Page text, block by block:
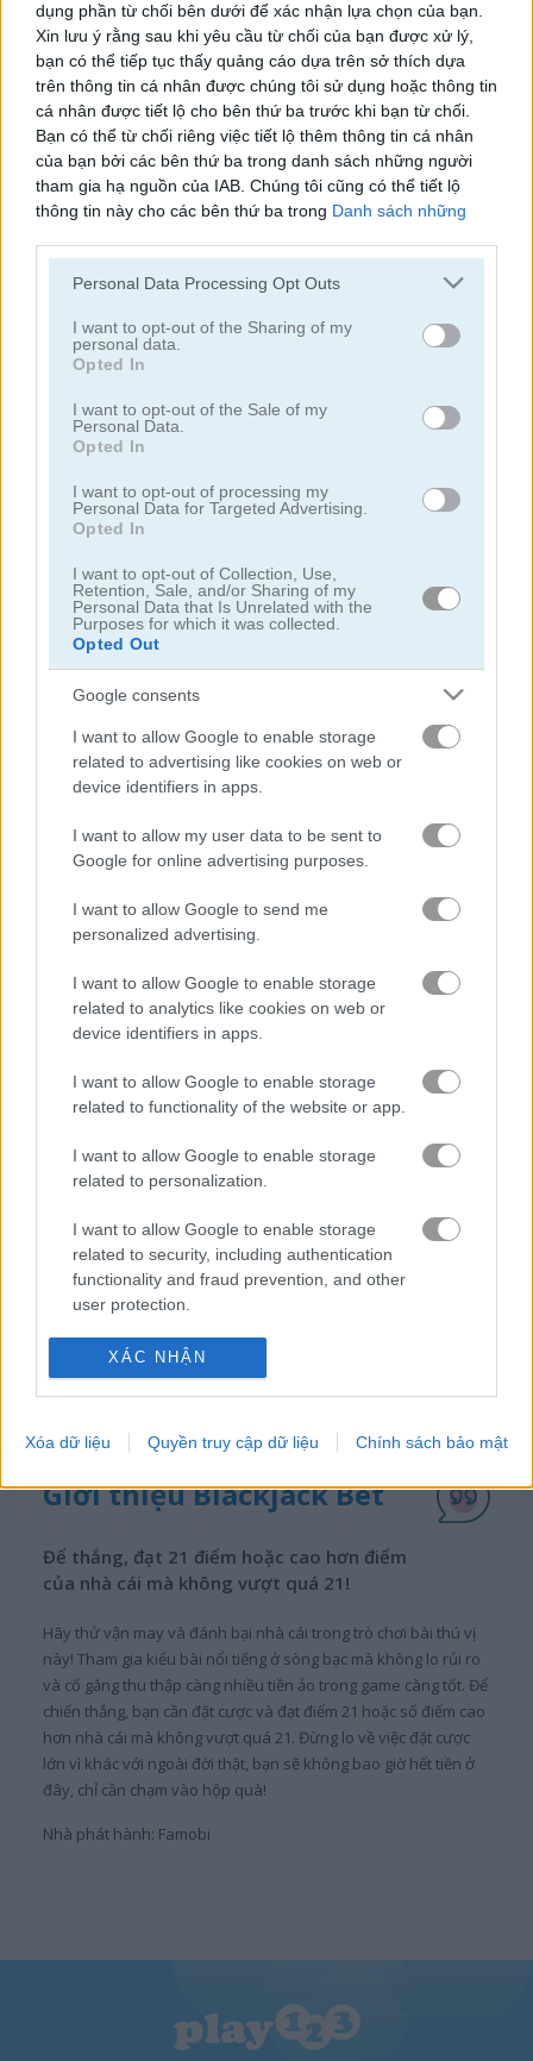
dụng phần từ chối bên dưới để xác nhận lựa chọn của bạn.
Xin lưu ý rằng sau khi yêu cầu từ chối của bạn được xử lý,
bạn có thể tiếp tục thấy quảng cáo dựa trên sở thích dựa
trên thông tin cá nhân được chúng tôi sử dụng hoặc thông tin
cá nhân được tiết lộ cho bên thứ ba trước khi bạn từ chối.
Bạn có thể từ chối riêng việc tiết lộ thêm thông tin cá nhân
của bạn bởi các bên thứ ba trong danh sách những người
tham gia hạ nguồn của IAB. Chúng tôi cũng có thể tiết lộ
thông tin này cho các bên thứ ba trong Danh sách những
lộ thêm thông tin này cho các bên thứ ba khác.
services and may gather and store information including but
not limited to your visit or usage behaviour. You may click to
grant or deny consent to Google and its third-party tags to
use your data for below specified purposes in below Google
consent section.
Personal Data Processing Opt Outs
I want to opt-out of the Sharing of my
personal data.
Opted In
I want to opt-out of the Sale of my
Personal Data.
Opted In
I want to opt-out of processing my
Personal Data for Targeted Advertising.
Opted In
I want to opt-out of Collection, Use,
Retention, Sale, and/or Sharing of my
Personal Data that Is Unrelated with the
Purposes for which it was collected.
Opted Out
Google consents
I want to allow Google to enable storage
related to advertising like cookies on web or
device identifiers in apps.
I want to allow my user data to be sent to
Google for online advertising purposes.
I want to allow Google to send me
personalized advertising.
I want to allow Google to enable storage
related to analytics like cookies on web or
device identifiers in apps.
I want to allow Google to enable storage
related to functionality of the website or app.
I want to allow Google to enable storage
related to personalization.
I want to allow Google to enable storage
related to security, including authentication
functionality and fraud prevention, and other
user protection.
XÁC NHẬN
Xóa dữ liệu Quyền truy cập dữ liệu Chính sách bảo mật
Okey Classic Solitaire Klondike
Crossover 21 Solitaire Classic
Solitaire Classic Christmas Solitaire Master
Solitaire Legend Pantagruel Double Klondike
Danh mục liên quan
rummy
trò chơi trực tuyến miễn phí trò chơi bài blackjack bet
Video gameplay
Giới thiệu Blackjack Bet
Để thắng, đạt 21 điểm hoặc cao hơn điểm
của nhà cái mà không vượt quá 21!
Hãy thử vận may và đánh bại nhà cái trong trò chơi bài thú vị
này! Tham gia kiểu bài nổi tiếng ở sòng bạc mà không lo rủi ro
và cố gắng thu thập càng nhiều tiền ảo trong game càng tốt. Để
chiến thắng, bạn cần đặt cược và đạt điểm 21 hoặc số điểm cao
hơn nhà cái mà không vượt quá 21. Đừng lo về việc đặt cược
lớn vì khác với ngoài đời thật, bạn sẽ không bao giờ hết tiền ở
đây, chỉ cần chạm vào hộp quà!
Nhà phát hành: Famobi